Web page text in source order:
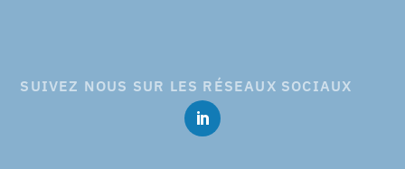
SUIVEZ NOUS SUR LES RÉSEAUX SOCIAUX